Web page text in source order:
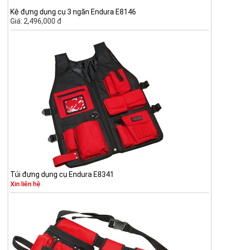
Kệ đựng dụng cụ 3 ngăn Endura E8146
Giá: 2,496,000 đ
Túi đựng dụng cụ Endura E8341
Xin liên hệ